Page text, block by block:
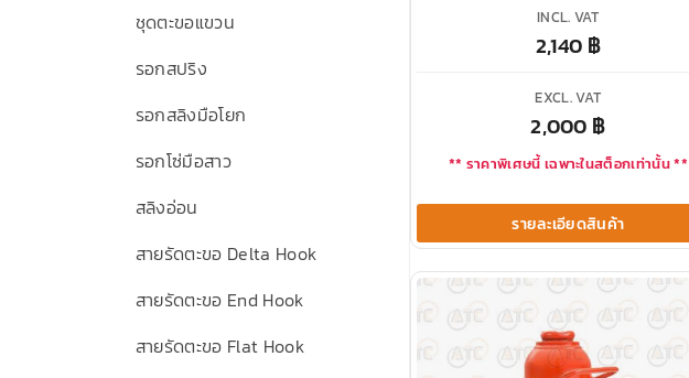
ชุดตะขอแขวน
รอกสปริง
รอกสลิงมือโยก
รอกโซ่มือสาว
สลิงอ่อน
สายรัดตะขอ Delta Hook
สายรัดตะขอ End Hook
สายรัดตะขอ Flat Hook
INCL. VAT
2,140 ฿
EXCL. VAT
2,000 ฿
** ราคาพิเศษนี้ เฉพาะในสต็อกเท่านั้น **
รายละเอียดสินค้า